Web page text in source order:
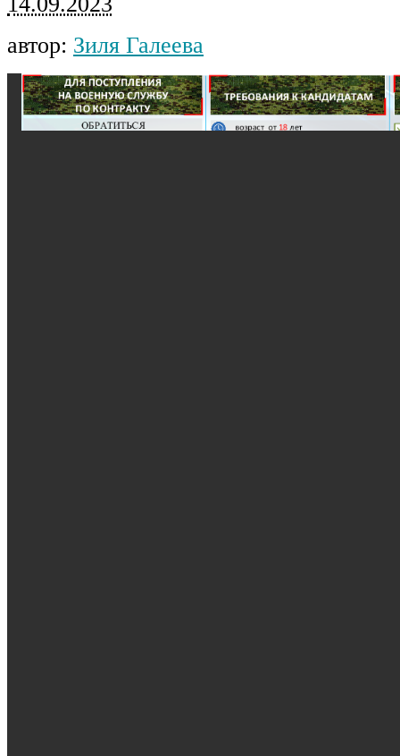
автор: Зиля Галеева